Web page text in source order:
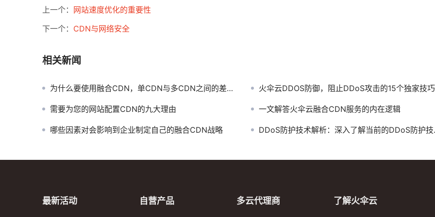
上一个： 网站速度优化的重要性
下一个： CDN与网络安全
相关新闻
为什么要使用融合CDN，单CDN与多CDN之间的差异对比 火伞云DDOS防御，阻止DDoS攻击的15个独家技巧
需要为您的网站配置CDN的九大理由 一文解答火伞云融合CDN服务的内在逻辑
哪些因素对会影响到企业制定自己的融合CDN战略 DDoS防护技术解析：深入了解当前的DDoS防护技术和方法
最新活动 自营产品 多云代理商 了解火伞云